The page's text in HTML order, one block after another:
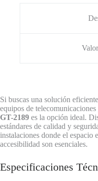
Si buscas una solución
equipos de
GT-2189 es la opción ideal.
estándares de calidad y
instalaciones donde el
accesibilidad son esenciales.
Especificaciones